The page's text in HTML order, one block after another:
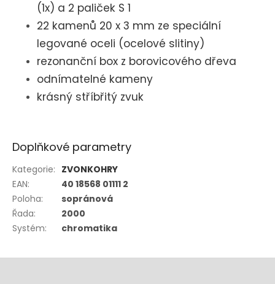
(1x) a 2 paliček S 1
22 kamenů 20 x 3 mm ze speciální
legované oceli (ocelové slitiny)
rezonanční box z borovicového dřeva
odnímatelné kameny
krásný stříbřitý zvuk
Doplňkové parametry
Kategorie: ZVONKOHRY
EAN:
40 18568 01111 2
Poloha:
sopránová
Řada:
2000
Systém: chromatika